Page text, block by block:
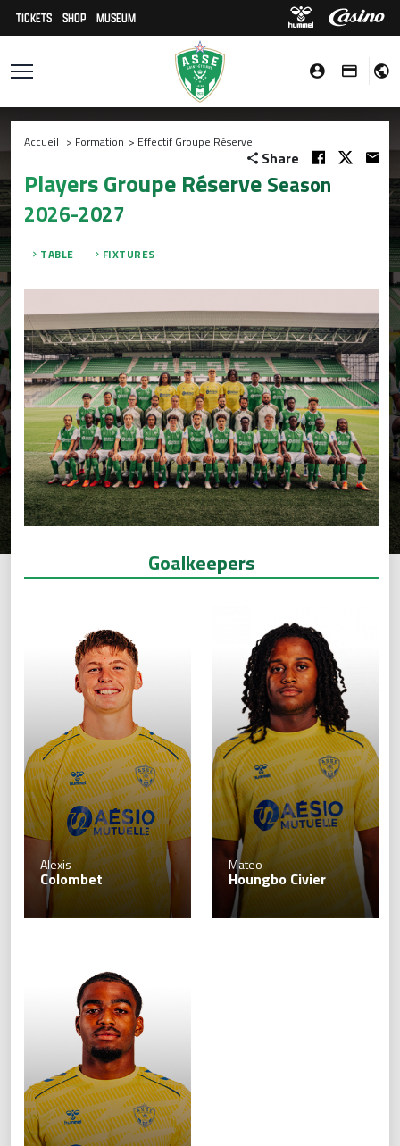
TICKETS SHOP MUSEUM
Accueil > Formation > Effectif Groupe Réserve
Share
Players Groupe Réserve Season
2026-2027
TABLE FIXTURES
Goalkeepers
Alexis
Colombet
Mateo
Houngbo Civier